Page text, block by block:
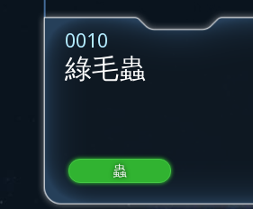
0010
綠毛蟲
蟲